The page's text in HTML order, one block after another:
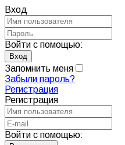
Вход
Войти с помощью:
Запомнить меня
Забыли пароль?
Регистрация
Регистрация
Войти с помощью: